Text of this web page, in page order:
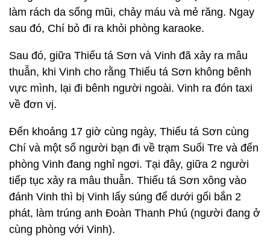
làm rách da sống mũi, chảy máu và mẻ răng. Ngay
sau đó, Chí bỏ đi ra khỏi phòng karaoke.
Sau đó, giữa Thiếu tá Sơn và Vinh đã xảy ra mâu
thuẫn, khi Vinh cho rằng Thiếu tá Sơn không bênh
vực mình, lại đi bênh người ngoài. Vinh ra đón taxi
về đơn vị.
Đến khoảng 17 giờ cùng ngày, Thiếu tá Sơn cùng
Chí và một số người bạn đi về trạm Suối Tre và đến
phòng Vinh đang nghỉ ngơi. Tại đây, giữa 2 người
tiếp tục xảy ra mâu thuẫn. Thiếu tá Sơn xông vào
đánh Vinh thì bị Vinh lấy súng để dưới gối bắn 2
phát, làm trúng anh Đoàn Thanh Phú (người đang ở
cùng phòng với Vinh).